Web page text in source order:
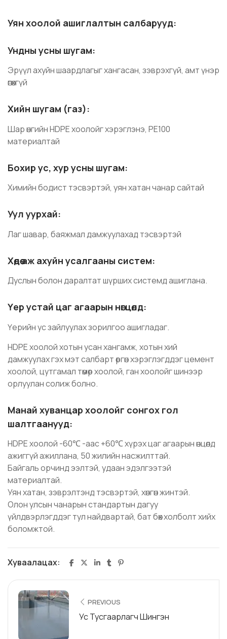
Уян хоолой ашиглалтын салбарууд:
Ундны усны шугам:
Эрүүл ахуйн шаардлагыг хангасан, зэврэхгүй, амт үнэр
өгөхгүй
Хийн шугам (газ):
Шар өнгийн HDPE хоолойг хэрэглэнэ, PE100
материалтай
Бохир ус, хур усны шугам:
Химийн бодист тэсвэртэй, уян хатан чанар сайтай
Уул уурхай:
Лаг шавар, баяжмал дамжуулахад тэсвэртэй
Хөдөө аж ахуйн усалгааны систем:
Дуслын болон даралтат шүрших системд ашиглана.
Үер устай цаг агаарын нөгцөлд:
Үерийн ус зайлуулах зорилгоо ашигладаг.
HDPE хоолой хотын усан хангамж, хотын хий
дамжуулах гэх мэт салбарт өргөн хэрэглэгддэг цемент
хоолой, цутгамал төмөр хоолой, ган хоолойг шинээр
орлуулан солиж болно.
Манай хуванцар хоолойг сонгох гол
шалтгаанууд:
HDPE хоолой -60℃ -аас +60℃ хүрэх цаг агаарын өнцөлд
ажиггүй ажиллана, 50 жилийн насжилттай.
Байгаль орчинд ээлтэй, удаан эдэлгээтэй
материалтай.
Уян хатан, зэврэлтэнд тэсвэртэй, хөнгөн жинтэй.
Олон улсын чанарын стандартын дагуу
үйлдвэрлэгддэг тул найдвартай, бат бөх холболт хийх
боломжтой.
Хуваалацах:
PREVIOUS
Ус Тусгаарлагч Шингэн